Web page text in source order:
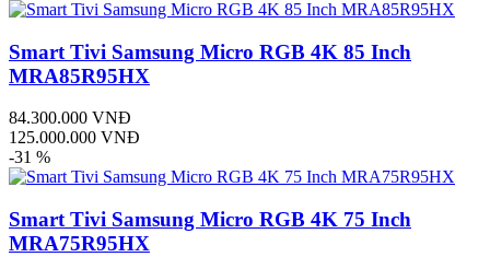
Smart Tivi Samsung Micro RGB 4K 85 Inch
MRA85R95HX
84.300.000 VNĐ
125.000.000 VNĐ
-31 %
Smart Tivi Samsung Micro RGB 4K 75 Inch
MRA75R95HX